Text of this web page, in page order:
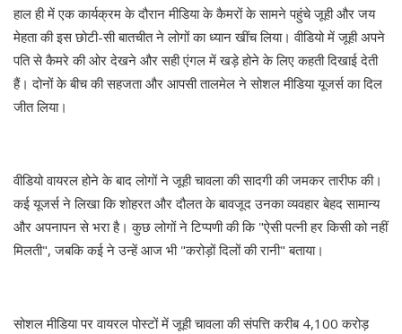
हाल ही में एक कार्यक्रम के दौरान मीडिया के कैमरों के सामने पहुंचे जूही और जय
मेहता की इस छोटी-सी बातचीत ने लोगों का ध्यान खींच लिया। वीडियो में जूही अपने
पति से कैमरे की ओर देखने और सही एंगल में खड़े होने के लिए कहती दिखाई देती
हैं। दोनों के बीच की सहजता और आपसी तालमेल ने सोशल मीडिया यूजर्स का दिल
जीत लिया।
वीडियो वायरल होने के बाद लोगों ने जूही चावला की सादगी की जमकर तारीफ की।
कई यूजर्स ने लिखा कि शोहरत और दौलत के बावजूद उनका व्यवहार बेहद सामान्य
और अपनापन से भरा है। कुछ लोगों ने टिप्पणी की कि "ऐसी पत्नी हर किसी को नहीं
मिलती", जबकि कई ने उन्हें आज भी "करोड़ों दिलों की रानी" बताया।
सोशल मीडिया पर वायरल पोस्टों में जूही चावला की संपत्ति करीब 4,100 करोड़